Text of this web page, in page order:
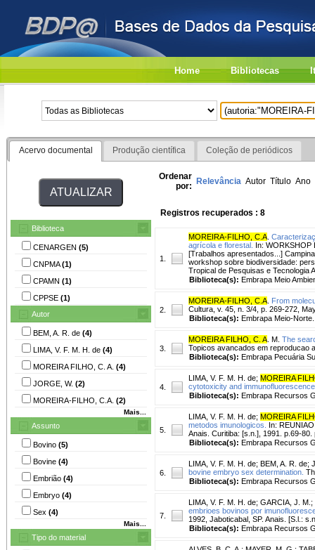
Home Bibliotecas
Acervo documental Produção científica Coleção de periódicos
Biblioteca
CENARGEN (5)
CNPMA(1)
CPAMN (1)
CPPSE (1)
Autor
BEM, A. R. de (4)
LIMA, V. F. M. H. de (4)
MOREIRA FILHO, C. A. (4)
JORGE, W. (2)
MOREIRA-FILHO, C.A. (2)
Mais...
Assunto
Bovino (5)
Bovine (4)
Embrião (4)
Embryo (4)
Sex (4)
Mais...
Tipo do material
Ordenar
por: Relevância Autor Título Ano
Registros recuperados : 8
1.
MOREIRA-FILHO, C.A
agrícola e florestal. In: WORKSHOP
[Trabalhos apresentados...]
workshop sobre biodiversidade:
Tropical de Pesquisas e Tecnologia
Biblioteca(s): Embrapa Meio
2.
MOREIRA-FILHO, C.A From
Cultura, v. 45, n. 3/4, p. 269-272,
Biblioteca(s): Embrapa Meio-Norte.
3.
MOREIRA FILHO, C. A . M. The
Topicos avancados em reproducao
Biblioteca(s): Embrapa Pecuária
4.
LIMA, V. F. M. H. de; MOREIRA
cytotoxicity and
Biblioteca(s): Embrapa Recursos
5.
LIMA, V. F. M. H. de; MOREIRA
metodos imunologicos.
In:
Anais. Curitiba: [s.n.], 1991. p.69-80.
Biblioteca(s): Embrapa Recursos
6.
LIMA, V. F. M. H. de; BEM, A. R. de;
bovine embryo sex determination.
Biblioteca(s): Embrapa Recursos
7.
LIMA, V. F. M. H. de; GARCIA, J. M. ;
embrioes bovinos por
1992, Jaboticabal, SP. Anais. [S.l.:
Biblioteca(s): Embrapa Recursos